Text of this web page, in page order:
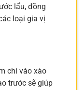
lẩu, đồng
loại gia vị
chi vào xào
trước sẽ giúp